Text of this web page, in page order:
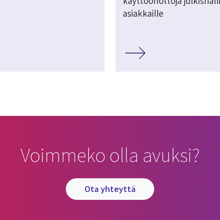
asiakkaille
Voimmeko olla avuksi?
ota yhteyttä